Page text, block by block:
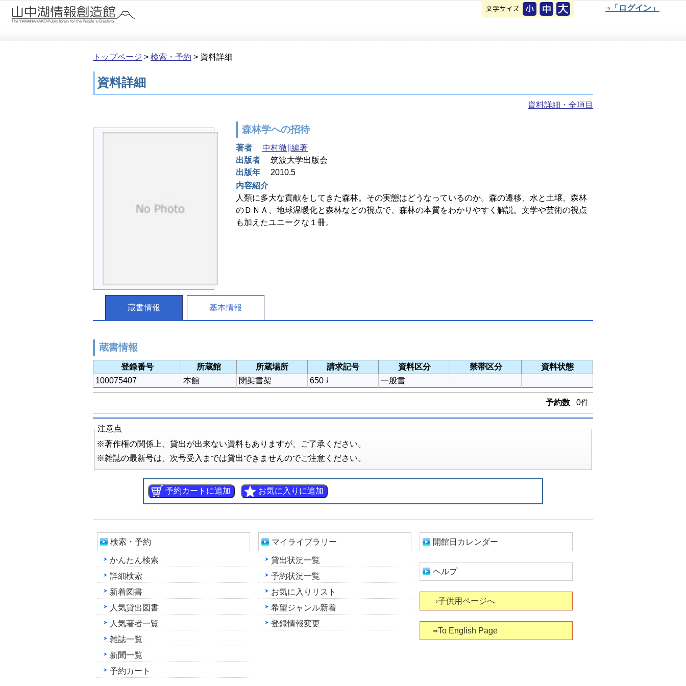
本文へ移動 ⇒「ログイン」
トップページ > 検索・予約 > 資料詳細
資料詳細
資料詳細・全項目
森林学への招待
著者
中村徹∥編著
出版者
筑波大学出版会
出版年
2010.5
内容紹介
人類に多大な貢献をしてきた森林。その実態はどうなっているのか。森の遷移、水と土壌、森林
のＤＮＡ、地球温暖化と森林などの視点で、森林の本質をわかりやすく解説。文学や芸術の視点
も加えたユニークな１冊。
蔵書情報 基本情報
蔵書情報
登録番号 所蔵館 所蔵場所 請求記号 資料区分 禁帯区分
資料状態
100075407
本館 閉架書架 650 ﾅ 一般書
予約数 0件
注意点
※著作権の関係上、貸出が出来ない資料もありますが、ご了承ください。
※雑誌の最新号は、次号受入までは貸出できませんのでご注意ください。
検索・予約
かんたん検索
詳細検索
新着図書
人気貸出図書
人気著者一覧
雑誌一覧
新聞一覧
予約カート
マイライブラリー
貸出状況一覧
予約状況一覧
お気に入りリスト
希望ジャンル新着
登録情報変更
開館日カレンダー
ヘルプ
⇒子供用ページへ
⇒To English Page